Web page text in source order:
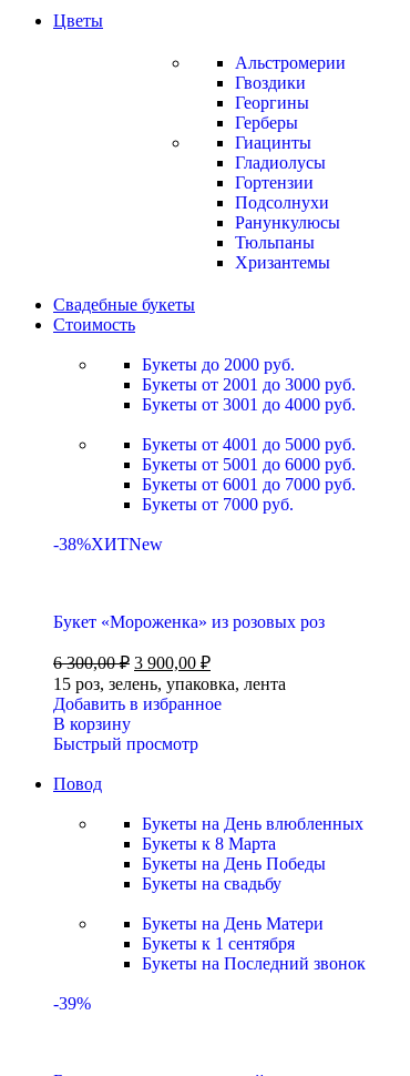
Цветы
Альстромерии
Гвоздики
Георгины
Герберы
Гиацинты
Гладиолусы
Гортензии
Подсолнухи
Ранункулюсы
Тюльпаны
Хризантемы
Свадебные букеты
Стоимость
Букеты до 2000 руб.
Букеты от 2001 до 3000 руб.
Букеты от 3001 до 4000 руб.
Букеты от 4001 до 5000 руб.
Букеты от 5001 до 6000 руб.
Букеты от 6001 до 7000 руб.
Букеты от 7000 руб.
-38%ХИТNew
Букет «Мороженка» из розовых роз
6 300,00₽ 3 900,00 ₽
15 роз, зелень, упаковка, лента
Добавить в избранное
В корзину
Быстрый просмотр
Повод
Букеты на День влюбленных
Букеты к 8 Марта
Букеты на День Победы
Букеты на свадьбу
Букеты на День Матери
Букеты к 1 сентября
Букеты на Последний звонок
-39%